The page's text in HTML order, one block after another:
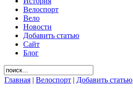
Велоспорт
Вело
Новости
Добавить статью
Сайт
Блог
Главная | Велоспорт | Добавить статью